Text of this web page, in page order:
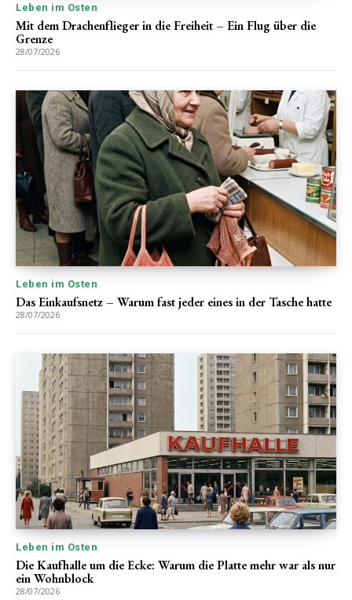
Leben im Osten
Mit dem Drachenflieger in die Freiheit – Ein Flug über die
Grenze
28/07/2026
Leben im Osten
Das Einkaufsnetz – Warum fast jeder eines in der Tasche hatte
28/07/2026
Leben im Osten
Die Kaufhalle um die Ecke: Warum die Platte mehr war als nur
ein Wohnblock
28/07/2026